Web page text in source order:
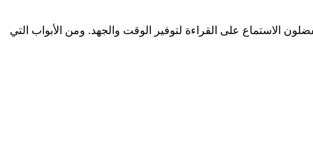
الاستماع على القراءة لتوفير الوقت والجهد. ومن الأبواب التي